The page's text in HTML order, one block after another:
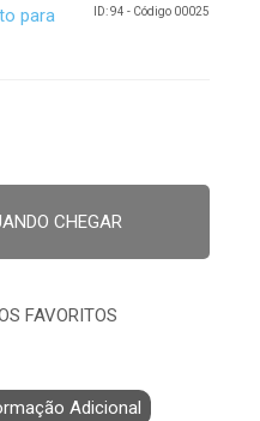
para
ID: 94 - Código 00025
CHEGAR
Adicional